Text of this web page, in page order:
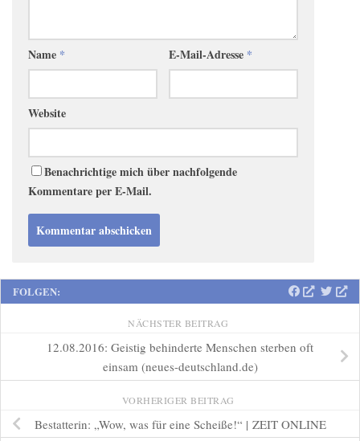
Name * E-Mail-Adresse *
Website
Benachrichtige mich über nachfolgende
Kommentare per E-Mail.
FOLGEN:
NÄCHSTER BEITRAG
12.08.2016: Geistig behinderte Menschen sterben oft
einsam (neues-deutschland.de)
VORHERIGER BEITRAG
Bestatterin: „Wow, was für eine Scheiße!“ | ZEIT ONLINE